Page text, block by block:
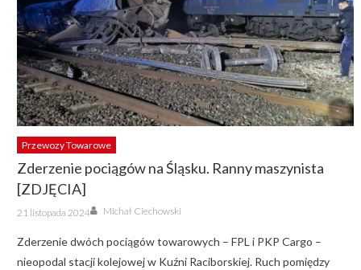
Przewozy Towarowe
Zderzenie pociągów na Śląsku. Ranny maszynista
[ZDJĘCIA]
Posted
on
21 listopada 2024 Author
Michał Ciechowski
Zderzenie dwóch pociągów towarowych – FPL i PKP Cargo –
nieopodal stacji kolejowej w Kuźni Raciborskiej. Ruch pomiędzy